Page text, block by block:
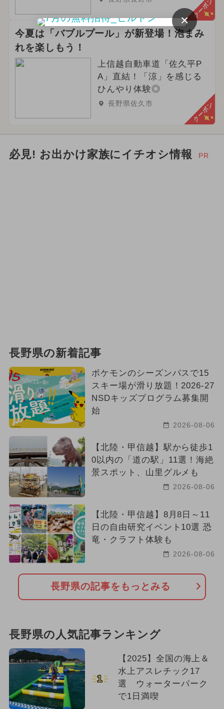
クーポン
今夏は「バブルプール」が新登場！泡まみ
れを楽しもう！
上信越自動車道「佐久平P
A」直結！「涼」を感じる
ひんやり体験◎
長野県佐久市 クーポン
必見! お出かけ家族にイチオシ情報 PR
長野県の新着記事
ポケモンのシーズンパスで15
スキー場が滑り放題！2026-27
NSDキッズプログラム募集開
始
2026-08-06
【北陸・甲信越】駅から徒歩1
0以内の「道の駅」11選！海絶
景スポット、山里グルメも
2026-08-06
【北陸・甲信越】8月8日～11
日の自由研究イベント10選 恐
竜・クラフト体験も
2026-08-06
長野県の記事をもっとみる
長野県の人気記事ランキング
1
【2025】全国の海上＆
水上アスレチック17
選 ウォーターパーク
で1日満喫
×